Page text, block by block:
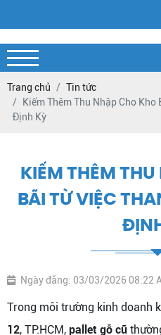
Trang chủ
Tin tức
Kiếm Thêm Thu Nhập Cho Kho
Định Kỳ
KIẾM THÊM
BÃI TỪ VIỆC
Ngày đăng: 03/03/2026 08:22
Trong môi trường kinh doanh
12, TP.HCM, pallet gỗ cũ